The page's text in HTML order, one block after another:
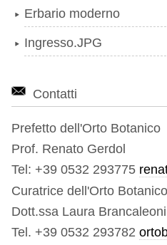
Erbario moderno
Ingresso.JPG
Contatti
Prefetto dell'Orto Botanico
Prof. Renato Gerdol
Tel: +39 0532 293775
Curatrice dell'Orto Botanico
Dott.ssa Laura Brancaleoni
Tel. +39 0532 293782